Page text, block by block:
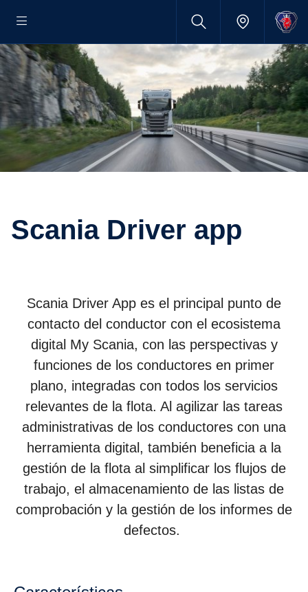
Scania Driver app
Scania Driver App es el principal punto de
contacto del conductor con el ecosistema
digital My Scania, con las perspectivas y
funciones de los conductores en primer
plano, integradas con todos los servicios
relevantes de la flota. Al agilizar las tareas
administrativas de los conductores con una
herramienta digital, también beneficia a la
gestión de la flota al simplificar los flujos de
trabajo, el almacenamiento de las listas de
comprobación y la gestión de los informes de
defectos.